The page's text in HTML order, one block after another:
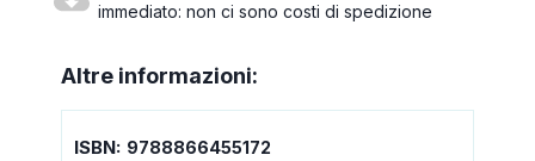
immediato: non ci sono costi di spedizione
Altre informazioni:
ISBN: 9788866455172